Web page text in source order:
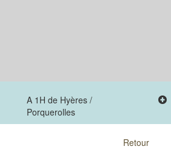
A 1H de Hyères /
Porquerolles
Retour